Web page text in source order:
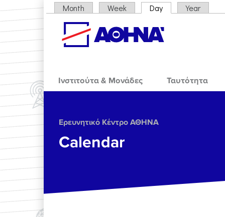
Skip to main content
Primary tabs
Month Week Day (active tab)
Year
Ινστιτούτα & Μονάδες Ταυτότητα
Ερευνητικό Κέντρο ΑΘΗΝΑ
Calendar